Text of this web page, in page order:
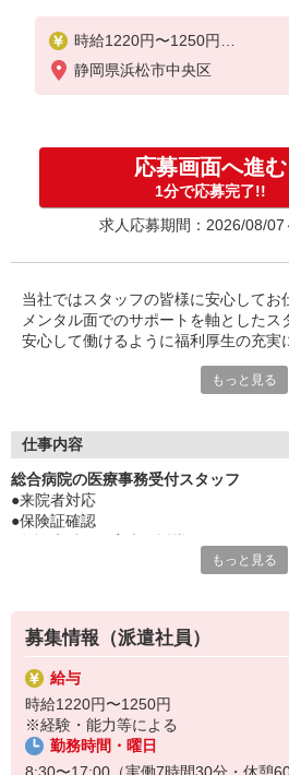
時給1220円〜1250円
※経験・能力等による
静岡県浜松市中央区
応募画面へ進む
1分で応募完了!!
求人応募期間：2026/08/
当社ではスタッフの皆様に安心してお
メンタル面でのサポートを軸とした
安心して働けるように福利厚生の充実
◆スタッフサポートダイヤル
相談から、パソコン操作の技術アドバ
ご相談ください。
◆キャリアコンサルティングについて
派遣にて就業中かつキャリアコンサル
象とし、無料でキャリアコンサルティ
もっと見る
仕事内容
総合病院の医療事務受付スタッフ
●来院者対応
●保険証確認
■就業場所
変更の範囲：変更なし
■契約更新
あり（原則更新）※期間限定の
※その他条件・詳細は面談時にお伝えさ
もっと見る
募集情報（派遣社員）
給与
時給1220円〜1250円
※経験・能力等による
勤務時間・曜日